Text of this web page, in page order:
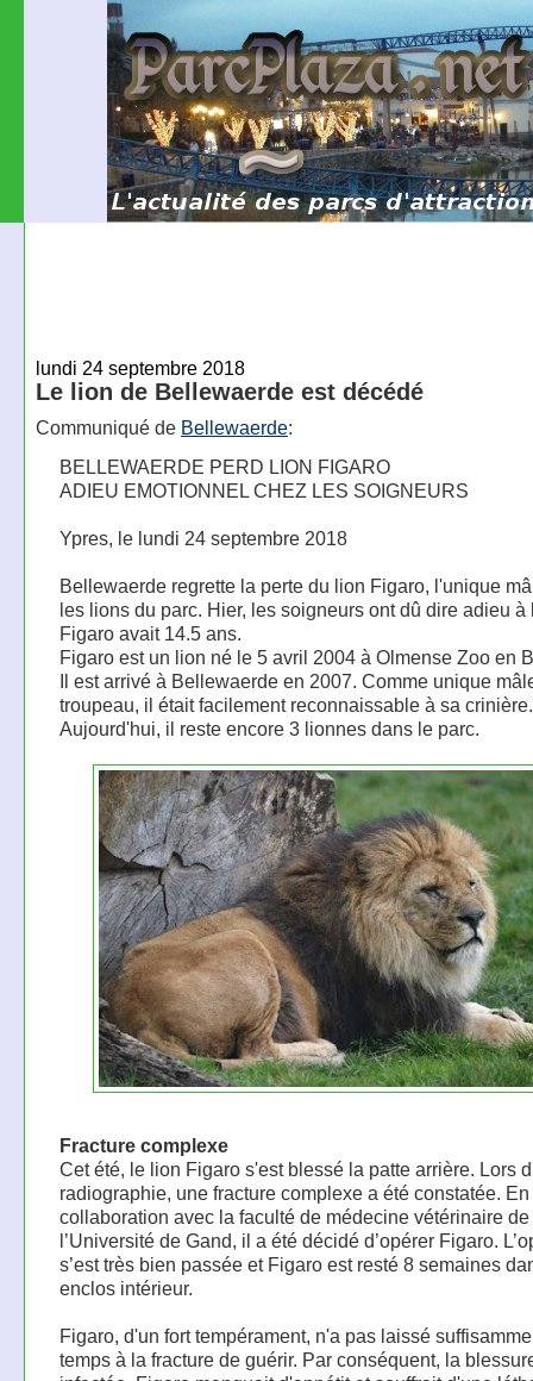
lundi 24 septembre 2018
Le lion de Bellewaerde est décédé
Communiqué de Bellewaerde:
BELLEWAERDE PERD LION FIGARO
ADIEU EMOTIONNEL CHEZ LES SOIGNEURS
Ypres, le lundi 24 septembre 2018
Bellewaerde regrette la perte du lion Figaro, l'unique
les lions du parc. Hier, les soigneurs ont dû dire adieu à
Figaro avait 14.5 ans.
Figaro est un lion né le 5 avril 2004 à Olmense Zoo en
Il est arrivé à Bellewaerde en 2007. Comme unique
troupeau, il était facilement reconnaissable à sa crinière.
Aujourd'hui, il reste encore 3 lionnes dans le parc.
Fracture complexe
Cet été, le lion Figaro s'est blessé la patte arrière. Lors
radiographie, une fracture complexe a été constatée. En
collaboration avec la faculté de médecine vétérinaire de
l’Université de Gand, il a été décidé d’opérer Figaro.
s’est très bien passée et Figaro est resté 8 semaines
enclos intérieur.
Figaro, d'un fort tempérament, n'a pas laissé
temps à la fracture de guérir. Par conséquent, la